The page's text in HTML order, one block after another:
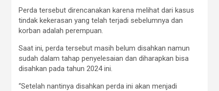
Perda tersebut direncanakan karena melihat dari kasus
tindak kekerasan yang telah terjadi sebelumnya dan
korban adalah perempuan.
Saat ini, perda tersebut masih belum disahkan namun
sudah dalam tahap penyelesaian dan diharapkan bisa
disahkan pada tahun 2024 ini.
“Setelah nantinya disahkan perda ini akan menjadi